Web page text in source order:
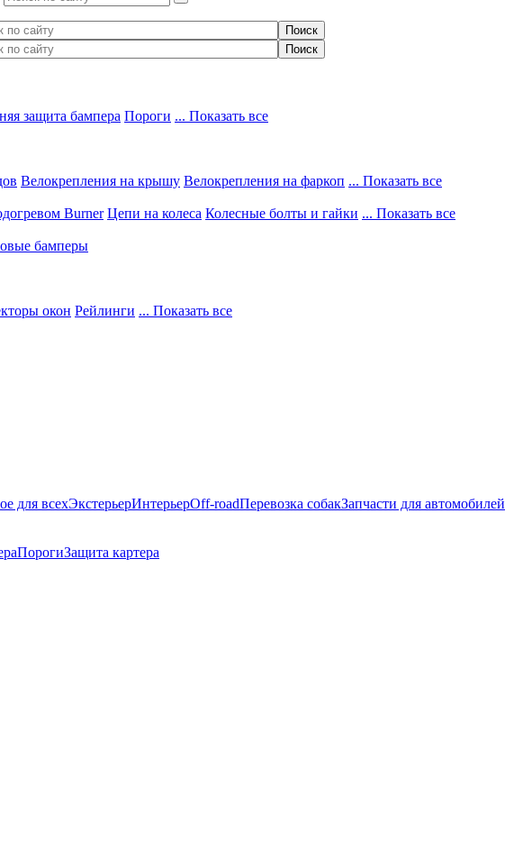
защита бампера Пороги ... Показать все
Велокрепления на крышу Велокрепления на фаркоп ... Показать все
Burner Цепи на колеса Колесные болты и гайки ... Показать все
бамперы
окон Рейлинги ... Показать все
для всехЭкстерьерИнтерьерOff-roadПеревозка собакЗапчасти для автомобилей
ПорогиЗащита картера